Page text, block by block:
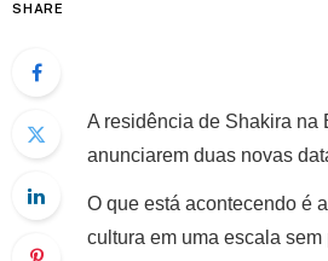
SHARE
A residência de Shakira na
anunciarem duas novas
O que está acontecendo é
cultura em uma escala sem